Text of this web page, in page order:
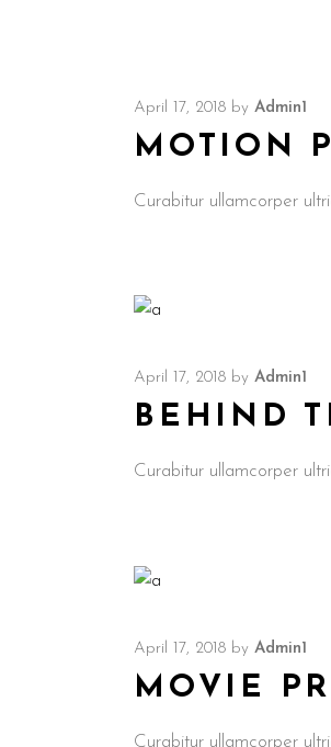
April 17, 2018 by Admin1
MOTION
Curabitur ullamcorper
April 17, 2018 by Admin1
BEHIND
Curabitur ullamcorper
April 17, 2018 by Admin1
MOVIE
Curabitur ullamcorper